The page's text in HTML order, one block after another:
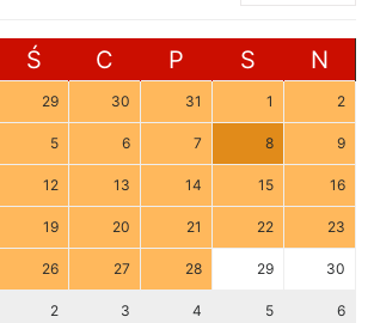
Ś C P S N
29 30 31 1 2
5 6 7 8 9
12 13 14 15 16
19 20 21 22 23
26 27 28 29 30
2 3 4 5 6